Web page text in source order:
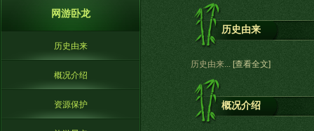
网游卧龙
历史由来
概况介绍
资源保护
历史由来
历史由来... [查看全文]
概况介绍